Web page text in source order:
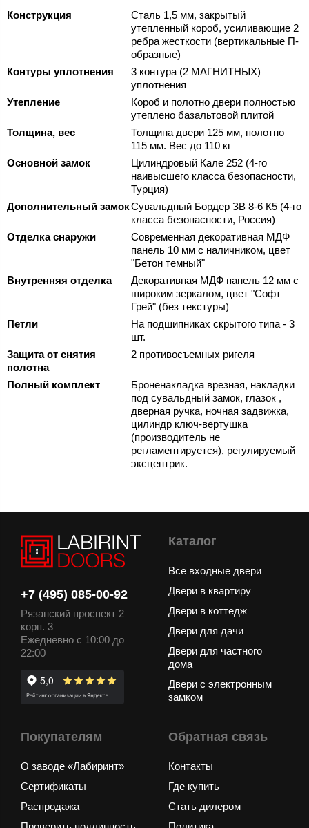
Конструкция
Сталь 1,5 мм, закрытый
утепленный короб, усиливающие 2
ребра жесткости (вертикальные П-
образные)
Контуры уплотнения
3 контура (2 МАГНИТНЫХ)
уплотнения
Утепление
Короб и полотно двери полностью
утеплено базальтовой плитой
Толщина, вес
Толщина двери 125 мм, полотно
115 мм. Вес до 110 кг
Основной замок
Цилиндровый Кале 252 (4-го
наивысшего класса безопасности,
Турция)
Дополнительный замокСувальдный Бордер ЗВ 8-6 К5 (4-го
класса безопасности, Россия)
Отделка снаружи
Современная декоративная МДФ
панель 10 мм с наличником, цвет
"Бетон темный"
Внутренняя отделка
Декоративная МДФ панель 12 мм с
широким зеркалом, цвет "Софт
Грей" (без текстуры)
Петли
На подшипниках скрытого типа - 3
шт.
Защита от снятия
полотна
2 противосъемных ригеля
Полный комплект
Броненакладка врезная, накладки
под сувальдный замок, глазок ,
дверная ручка, ночная задвижка,
цилиндр ключ-вертушка
(производитель не
регламентируется), регулируемый
эксцентрик.
+7 (495) 085-00-92
Рязанский проспект 2
корп. 3
Ежедневно с 10:00 до
22:00
Каталог
Все входные двери
Двери в квартиру
Двери в коттедж
Двери для дачи
Двери для частного
дома
Двери с электронным
замком
Покупателям
О заводе «Лабиринт»
Сертификаты
Распродажа
Обратная связь
Контакты
Где купить
Стать дилером